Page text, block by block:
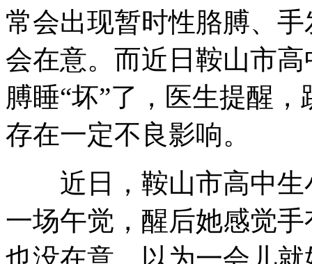
常会出现暂时性胳膊、
会在意。而近日鞍山市
膊睡“坏”了，医生提醒
存在一定不良影响。
近日，鞍山市高中生
一场午觉，醒后她感觉
也没在意，以为一会儿